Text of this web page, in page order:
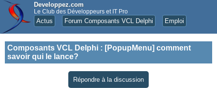
Developpez.com
Le Club des Développeurs et IT Pro
Actus Forum Composants VCL Delphi Emploi
Composants VCL Delphi : [PopupMenu] comment
savoir qui le lance?
Répondre à la discussion